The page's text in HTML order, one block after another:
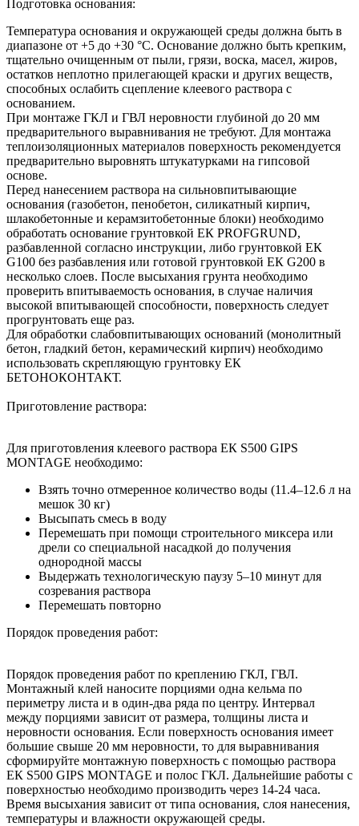
Подготовка основания:
Температура основания и окружающей среды должна быть в
диапазоне от +5 до +30 °С. Основание должно быть крепким,
тщательно очищенным от пыли, грязи, воска, масел, жиров,
остатков неплотно прилегающей краски и других веществ,
способных ослабить сцепление клеевого раствора с
основанием.
При монтаже ГКЛ и ГВЛ неровности глубиной до 20 мм
предварительного выравнивания не требуют. Для монтажа
теплоизоляционных материалов поверхность рекомендуется
предварительно выровнять штукатурками на гипсовой
основе.
Перед нанесением раствора на сильновпитывающие
основания (газобетон, пенобетон, силикатный кирпич,
шлакобетонные и керамзитобетонные блоки) необходимо
обработать основание грунтовкой ЕК PROFGRUND,
разбавленной согласно инструкции, либо грунтовкой ЕК
G100 без разбавления или готовой грунтовкой ЕК G200 в
несколько слоев. После высыхания грунта необходимо
проверить впитываемость основания, в случае наличия
высокой впитывающей способности, поверхность следует
прогрунтовать еще раз.
Для обработки слабовпитывающих оснований (монолитный
бетон, гладкий бетон, керамический кирпич) необходимо
использовать скрепляющую грунтовку ЕК
БЕТОНОКОНТАКТ.
Приготовление раствора:
Для приготовления клеевого раствора ЕК S500 GIPS
MONTAGE необходимо:
Взять точно отмеренное количество воды (11.4–12.6 л на
мешок 30 кг)
Высыпать смесь в воду
Перемешать при помощи строительного миксера или
дрели со специальной насадкой до получения
однородной массы
Выдержать технологическую паузу 5–10 минут для
созревания раствора
Перемешать повторно
Порядок проведения работ:
Порядок проведения работ по креплению ГКЛ, ГВЛ.
Монтажный клей наносите порциями одна кельма по
периметру листа и в один-два ряда по центру. Интервал
между порциями зависит от размера, толщины листа и
неровности основания. Если поверхность основания имеет
большие свыше 20 мм неровности, то для выравнивания
сформируйте монтажную поверхность с помощью раствора
ЕК S500 GIPS MONTAGE и полос ГКЛ. Дальнейшие работы с
поверхностью необходимо производить через 14-24 часа.
Время высыхания зависит от типа основания, слоя нанесения,
температуры и влажности окружающей среды.